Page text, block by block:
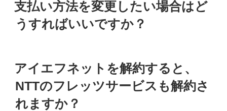
稿
日:
支払い方法を変更したい場合はど
うすればいいですか？
稿
アイエフネットを解約すると、
NTTのフレッツサービスも解約さ
れますか？